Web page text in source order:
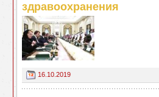
здравоохранения
16.10.2019